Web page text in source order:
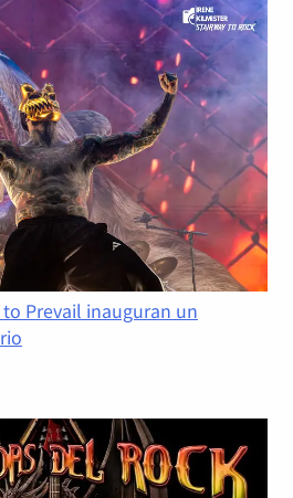
Prevail inauguran un